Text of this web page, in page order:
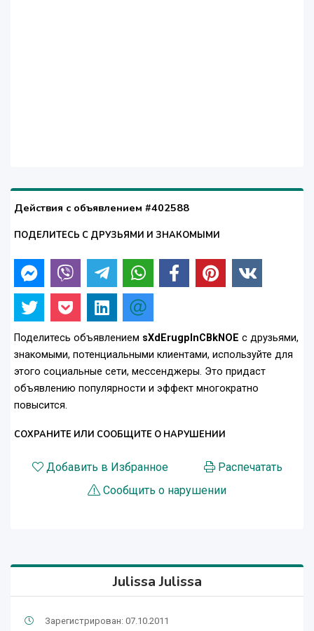
Действия с объявлением #402588
ПОДЕЛИТЕСЬ С ДРУЗЬЯМИ И ЗНАКОМЫМИ
Поделитесь объявлением sXdErugplnCBkNOE с друзьями,
знакомыми, потенциальными клиентами, используйте для
этого социальные сети, мессенджеры. Это придаст
объявлению популярности и эффект многократно
повысится.
СОХРАНИТЕ ИЛИ СООБЩИТЕ О НАРУШЕНИИ
Добавить в Избранное
Распечатать
Сообщить о нарушении
Julissa Julissa
Зарегистрирован: 07.10.2011